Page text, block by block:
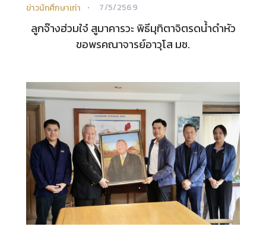
ข่าวนักศึกษาเก่า 7/5/2569
ลูกจ๊างฮ่วมใจ๋ สูมาคารวะ พิธีมุทิตาจิตรดน้ำดำหัว
ขอพรคณาจารย์อาวุโส มช.